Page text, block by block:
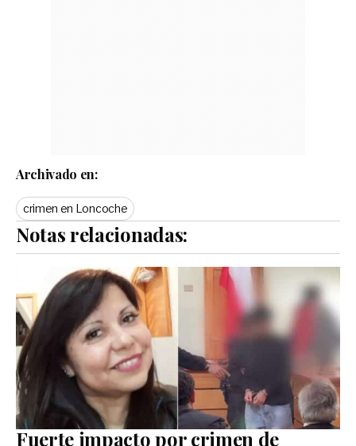
Archivado en:
crimen en Loncoche
Notas relacionadas:
Fuerte impacto por crimen de